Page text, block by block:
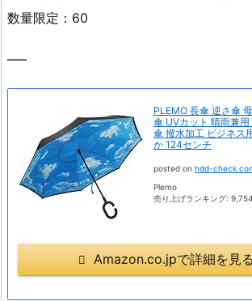
数量限定：60
—–
PLEMO 長傘 逆さ傘
傘 UVカット 晴雨兼
傘 撥水加工 ビジネス
か 124センチ
posted on hdd-
Plemo
売り上げランキング: 9,754
Amazon.co.jpで詳細を見